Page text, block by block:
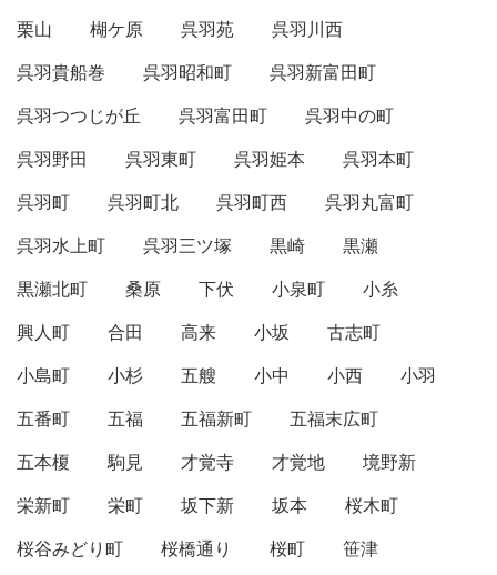
栗山
楜ケ原 呉羽苑
呉羽川西
呉羽貴船巻
呉羽昭和町
呉羽新富田町
呉羽つつじが丘
呉羽富田町
呉羽中の町
呉羽野田
呉羽東町 呉羽姫本
呉羽本町
呉羽町
呉羽町北 呉羽町西
呉羽丸富町
呉羽水上町
呉羽三ツ塚 黒崎
黒瀬
黒瀬北町
桑原 下伏 小泉町
小糸
興人町
合田 高来 小坂
古志町
小島町
小杉 五艘 小中 小西
小羽
五番町
五福 五福新町
五福末広町
五本榎
駒見 才覚寺 才覚地
境野新
栄新町
栄町 坂下新 坂本
桜木町
桜谷みどり町
桜橋通り 桜町
笹津